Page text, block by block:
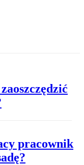
pracownik